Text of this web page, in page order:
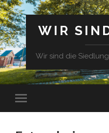
WIR
Wir sind die